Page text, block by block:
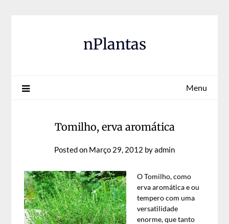
nPlantas
Menu
Tomilho, erva aromática
Posted on Março 29, 2012 byadmin
O Tomilho, como
erva aromática e ou
tempero com uma
versatilidade
enorme, que tanto